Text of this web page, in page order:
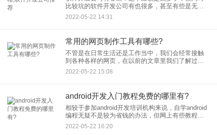
比较坑的软件开发公司有也很多，甚至有些是无良
商家的，有些公司就拿个押金，根本不做。还有一
些比如前期项目评估偏差太大，在软件开发的过程
2022-05-22 14:31
常用的网页制作工具有哪些?
不管是在日常生活还是工作当中，我们会经常接触
到各种各样的网页，在以前的文章里我们了解过网
页如何制作，那么今天我们来简单看看常用的网页
2022-05-22 15:08
android开发入门教程免费的哪里有?
相较于参加android开发培训机构来说，自学android
编程无疑不是较为省钱的办法，但网上有些教程收
费比较高，也还是不打划算，那么其入门教程免费
的哪里有呢？
2022-05-22 16:20